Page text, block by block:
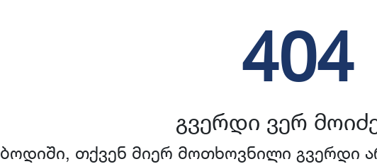
404
გვერდი ვერ
ბოდიში, თქვენ მიერ მოთხოვნილი გვერდი